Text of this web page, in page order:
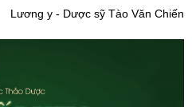
Lương y - Dược sỹ Tào Văn Chiến